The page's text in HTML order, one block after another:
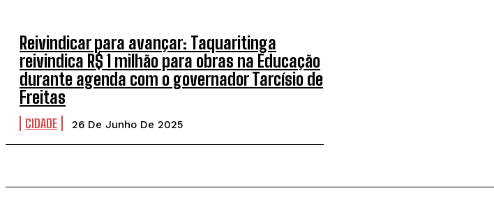
Reivindicar para avançar: Taquaritinga
reivindica R$ 1 milhão para obras na Educação
durante agenda com o governador Tarcísio de
Freitas
CIDADE 26 De Junho De 2025